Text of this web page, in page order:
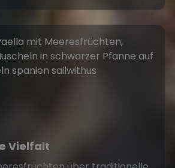
Vielfalt